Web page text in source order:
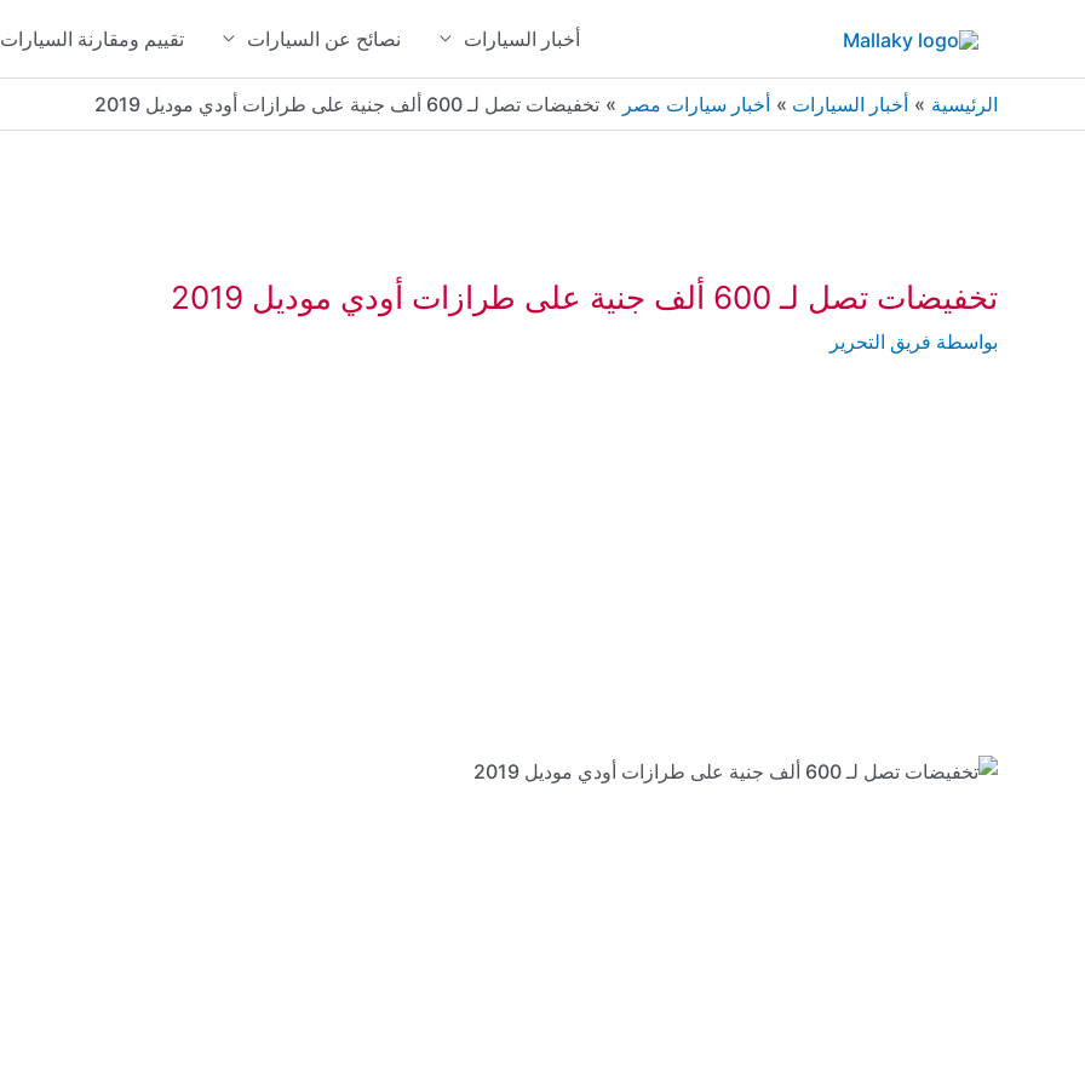
المحتوى
أخبار السيارات نصائح عن السيارات تقييم ومقارنة السيارات
الرئيسية أخبار السيارات أخبار سيارات مصر تخفيضات تصل لـ 600 ألف جنية على طرازات أودي موديل 2019
تخفيضات تصل لـ 600 ألف جنية على طرازات أودي موديل 2019
بواسطة فريق التحرير